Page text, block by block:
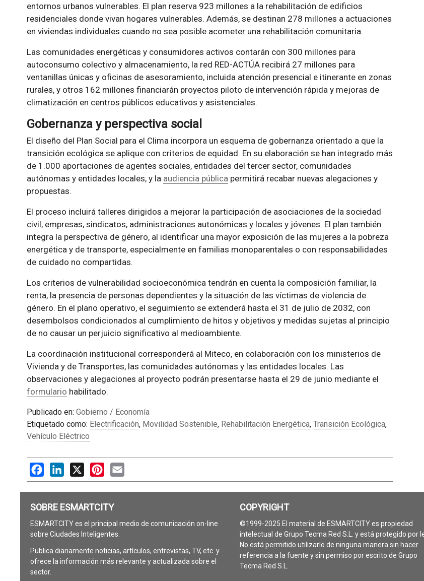
entornos urbanos vulnerables. El plan reserva 923 millones a la rehabilitación de edificios
residenciales donde vivan hogares vulnerables. Además, se destinan 278 millones a actuaciones
en viviendas individuales cuando no sea posible acometer una rehabilitación comunitaria.
Las comunidades energéticas y consumidores activos contarán con 300 millones para
autoconsumo colectivo y almacenamiento, la red RED-ACTÚA recibirá 27 millones para
ventanillas únicas y oficinas de asesoramiento, incluida atención presencial e itinerante en zonas
rurales, y otros 162 millones financiarán proyectos piloto de intervención rápida y mejoras de
climatización en centros públicos educativos y asistenciales.
Gobernanza y perspectiva social
El diseño del Plan Social para el Clima incorpora un esquema de gobernanza orientado a que la
transición ecológica se aplique con criterios de equidad. En su elaboración se han integrado más
de 1.000 aportaciones de agentes sociales, entidades del tercer sector, comunidades
autónomas y entidades locales, y la audiencia pública permitirá recabar nuevas alegaciones y
propuestas.
El proceso incluirá talleres dirigidos a mejorar la participación de asociaciones de la sociedad
civil, empresas, sindicatos, administraciones autonómicas y locales y jóvenes. El plan también
integra la perspectiva de género, al identificar una mayor exposición de las mujeres a la pobreza
energética y de transporte, especialmente en familias monoparentales o con responsabilidades
de cuidado no compartidas.
Los criterios de vulnerabilidad socioeconómica tendrán en cuenta la composición familiar, la
renta, la presencia de personas dependientes y la situación de las víctimas de violencia de
género. En el plano operativo, el seguimiento se extenderá hasta el 31 de julio de 2032, con
desembolsos condicionados al cumplimiento de hitos y objetivos y medidas sujetas al principio
de no causar un perjuicio significativo al medioambiente.
La coordinación institucional corresponderá al Miteco, en colaboración con los ministerios de
Vivienda y de Transportes, las comunidades autónomas y las entidades locales. Las
observaciones y alegaciones al proyecto podrán presentarse hasta el 29 de junio mediante el
formulario habilitado.
Publicado en: Gobierno / Economía
Etiquetado como: Electrificación, Movilidad Sostenible, Rehabilitación Energética, Transición Ecológica,
Vehículo Eléctrico
FacebookLinkedIn
X PinterestEmail
SOBRE ESMARTCITY
ESMARTCITY es el principal medio de comunicación on-line
sobre Ciudades Inteligentes.
Publica diariamente noticias, artículos, entrevistas, TV, etc. y
ofrece la información más relevante y actualizada sobre el
sector.
COPYRIGHT
©1999-2025 El material de ESMARTCITY es propiedad
intelectual de Grupo Tecma Red S.L. y está protegido por
No está permitido utilizarlo de ninguna manera sin hacer
referencia a la fuente y sin permiso por escrito de Grupo
Tecma Red S.L.